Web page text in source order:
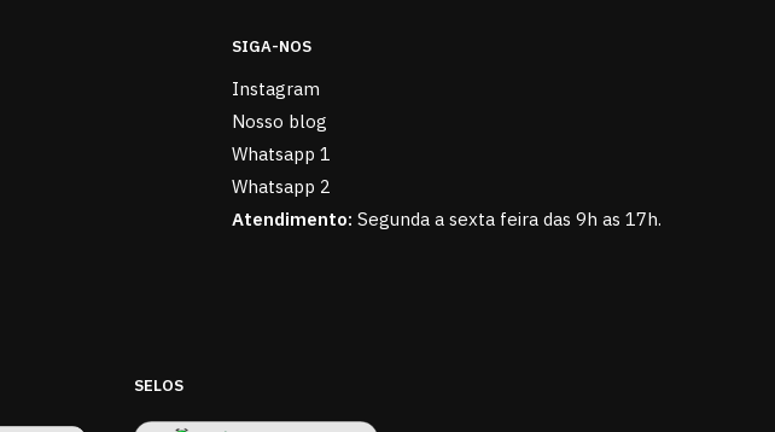
SIGA-NOS
Instagram
Nosso blog
Whatsapp 1
Whatsapp 2
Atendimento: Segunda a sexta feira das 9h as 17h.
SELOS